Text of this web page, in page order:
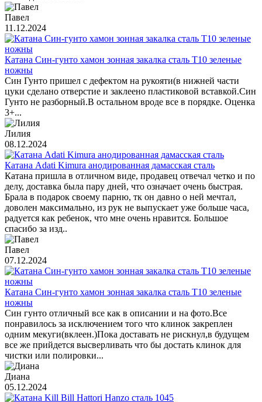
Павел
11.12.2024
Катана Син-гунто хамон зонная закалка сталь T10 зеленые
ножны
Син Гунто пришел с дефектом на рукояти(в нижней части
цуки сделано отверстие и заклеено пластиковой вставкой.Син
Гунто не разборный.В остальном вроде все в порядке. Оценка
3+...
Лилия
08.12.2024
Катана Adati Kimura анодированная дамасская сталь
Катана пришла в отличном виде, продавец отвечал четко и по
делу, доставка была пару дней, что означает очень быстрая.
Брала в подарок своему парню, тк он давно о ней мечтал,
доволен максимально, из рук не выпускает уже больше часа,
радуется как ребенок, что мне очень нравится. Большое
спасибо за изд..
Павел
07.12.2024
Катана Син-гунто хамон зонная закалка сталь T10 зеленые
ножны
Син гунто отличный все как в описании и на фото.Все
понравилось за исключением того что клинок закреплен
одним мекуги(вклеен.)Пока доставать не рискнул,в будущем
все же прийдется высверливать что бы достать клинок для
чистки или полировки...
Диана
05.12.2024